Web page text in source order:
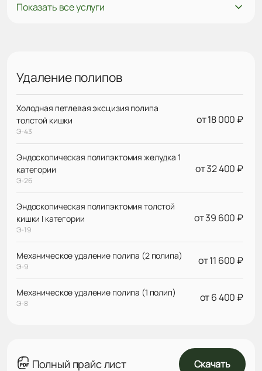
Показать все услуги
Удаление полипов
Холодная петлевая эксцизия полипа
толстой кишки
Э-43
от 18 000 ₽
Эндоскопическая полипэктомия желудка 1
категории
Э-26
от 32 400 ₽
Эндоскопическая полипэктомия толстой
кишки I категории
Э-19
от 39 600 ₽
Механическое удаление полипа (2 полипа)
Э-9 от 11 600 ₽
Механическое удаление полипа (1 полип)
Э-8 от 6 400 ₽
Полный прайс лист Скачать